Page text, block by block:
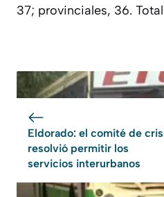
37; provinciales, 36.
Eldorado: el comité de
resolvió permitir los
servicios interurbanos